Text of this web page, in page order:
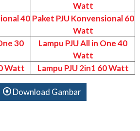
Watt
40 Paket PJU Konvensional 60
Watt
30
Lampu PJU All in One 40
Watt
Watt
Lampu PJU 2in1 60 Watt
Download Gambar